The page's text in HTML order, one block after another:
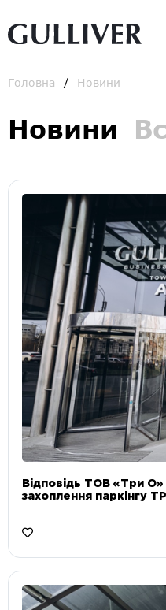
Головна Новини
Новини
Відповідь ТОВ «Три
захоплення паркінгу